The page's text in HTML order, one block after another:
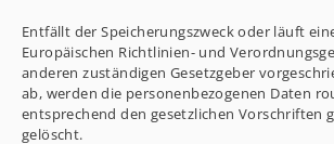
Entfällt der Speicherungszweck oder läuft
Europäischen Richtlinien- und
anderen zuständigen Gesetzgeber
ab, werden die personenbezogenen Daten
entsprechend den gesetzlichen Vorschriften
gelöscht.